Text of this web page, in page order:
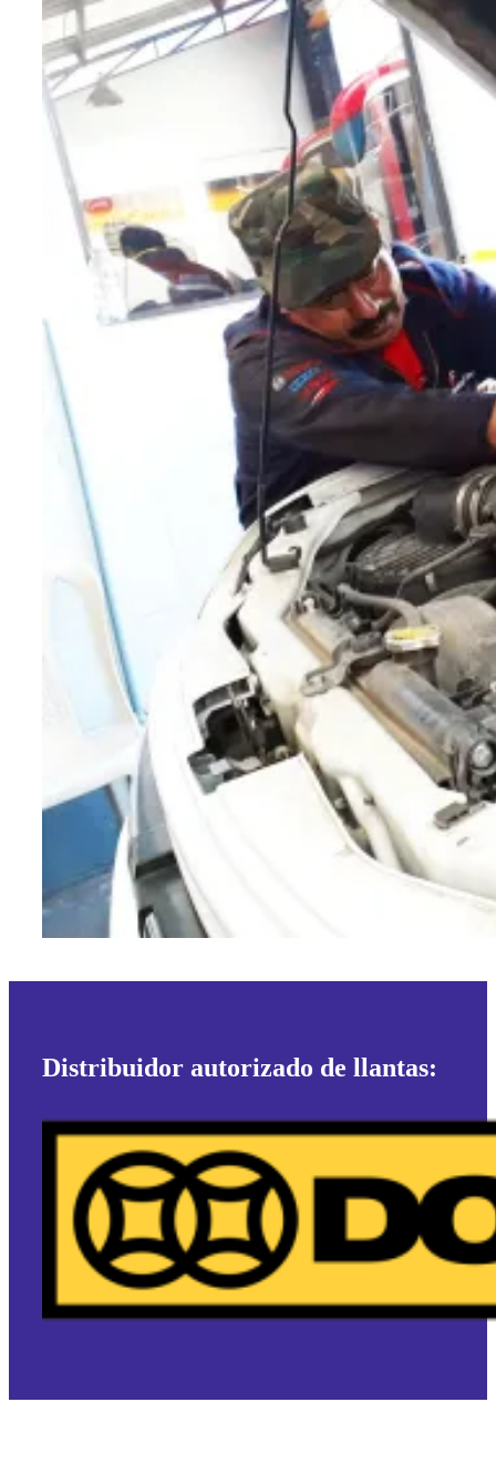
Distribuidor autorizado de llantas: